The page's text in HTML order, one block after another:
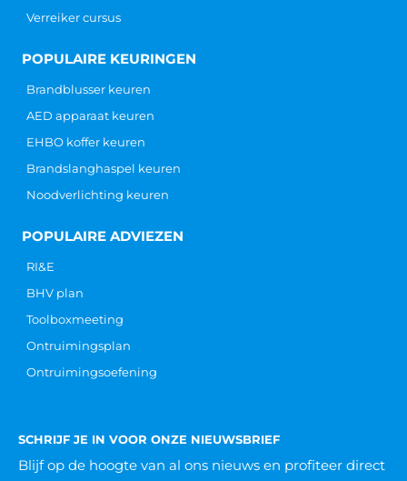
Verreiker cursus
POPULAIRE KEURINGEN
Brandblusser keuren
AED apparaat keuren
EHBO koffer keuren
Brandslanghaspel keuren
Noodverlichting keuren
POPULAIRE ADVIEZEN
RI&E
BHV plan
Toolboxmeeting
Ontruimingsplan
Ontruimingsoefening
SCHRIJF JE IN VOOR ONZE NIEUWSBRIEF
Blijf op de hoogte van al ons nieuws en profiteer direct